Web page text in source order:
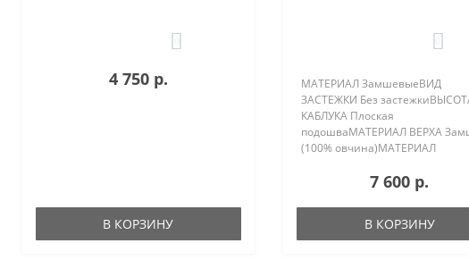
4 750 р.
В КОРЗИНУ
МАТЕРИАЛ ЗамшевыеВИД
ЗАСТЕЖКИ Без
КАБЛУКА Плоская
подошваМАТЕРИАЛ ВЕРХА
(100% овчина)МАТЕРИАЛ
ЖенскийСТРАНА БРЕНДА
ШтатыПРОИСХОЖДЕНИЕ
АвстралияКОМПЛЕКТАЦИЯ
защитная пленка, сер..
7 600 р.
В КОРЗИНУ